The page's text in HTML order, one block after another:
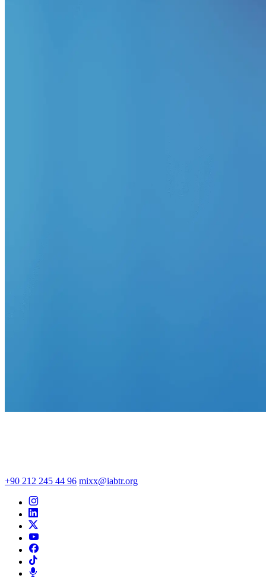
+90 212 245 44 96 mixx@iabtr.org